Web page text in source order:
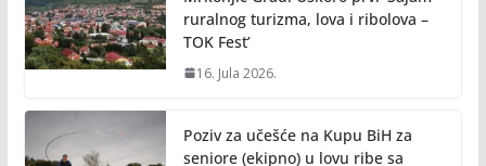
ruralnog turizma, lova i ribolova –
TOK Fest’
16. Jula 2026.
Poziv za učešće na Kupu BiH za
seniore (ekipno) u lovu ribe sa